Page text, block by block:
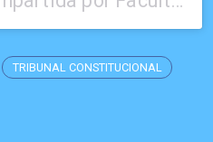
TRIBUNAL CONSTITUCIONAL